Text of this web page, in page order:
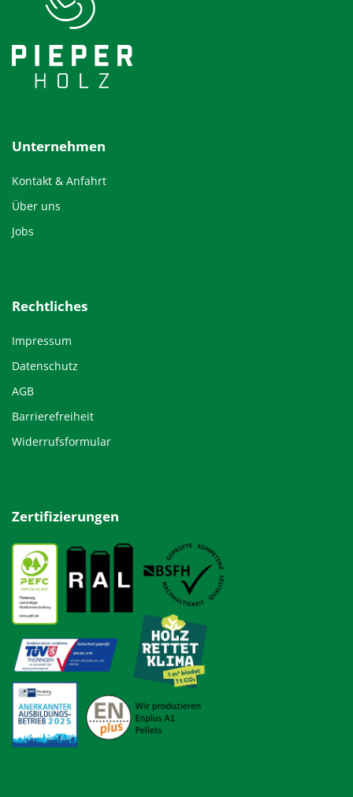
Unternehmen
Kontakt & Anfahrt
Über uns
Jobs
Rechtliches
Impressum
Datenschutz
AGB
Barrierefreiheit
Widerrufsformular
Zertifizierungen